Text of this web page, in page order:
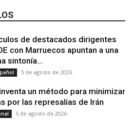
de destacados dirigentes
con Marruecos apuntan a una
sintonía...
5 de agosto de 2026
inventa un método para minimizar
por las represalias de Irán
5 de agosto de 2026